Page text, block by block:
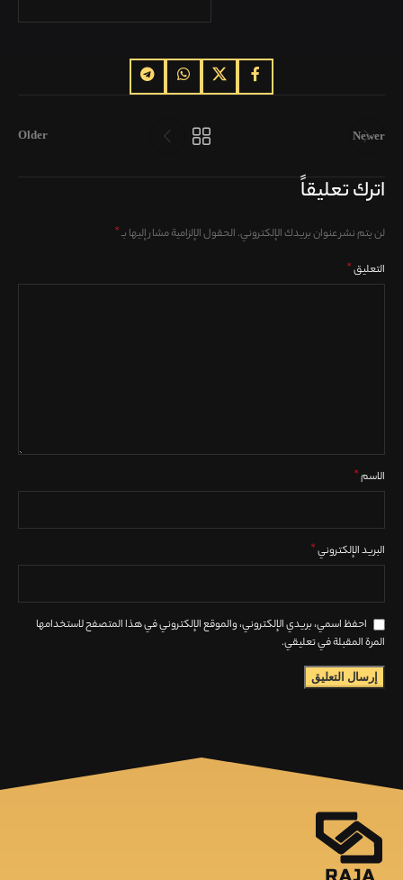
be
left
Newer
Older
اترك تعليقاً
لن يتم نشر عنوان بريدك الإلكتروني. الحقول الإلزامية مشار إليها بـ*
التعليق*
الاسم*
البريد الإلكتروني*
احفظ اسمي، بريدي الإلكتروني، والموقع الإلكتروني في هذا المتصفح لاستخدامها
المرة المقبلة في تعليقي.